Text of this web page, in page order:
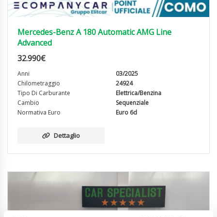
Mercedes-Benz A 180 Automatic AMG Line
Advanced
32.990€
Anni
03/2025
Chilometraggio
24924
Tipo Di Carburante
Elettrica/Benzina
Cambio
Sequenziale
Normativa Euro
Euro 6d
Dettaglio